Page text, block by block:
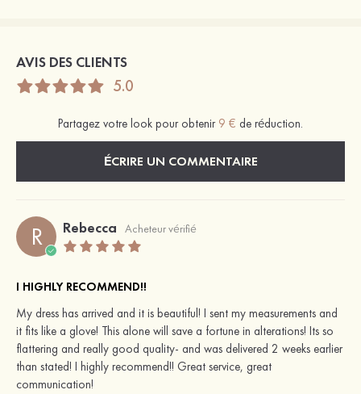
AVIS DES CLIENTS
5.0
Partagez votre look pour obtenir 9 € de réduction.
ÉCRIRE UN COMMENTAIRE
R Rebecca Acheteur vérifié
I HIGHLY RECOMMEND!!
My dress has arrived and it is beautiful! I sent my measurements and
it fits like a glove! This alone will save a fortune in alterations! Its so
flattering and really good quality- and was delivered 2 weeks earlier
than stated! I highly recommend!! Great service, great
communication!